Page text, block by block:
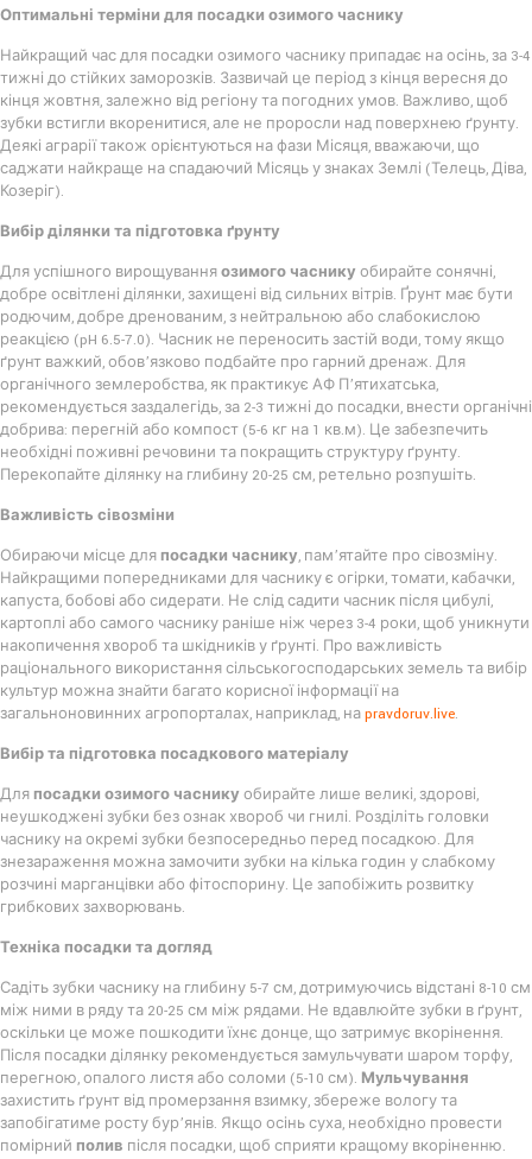
Оптимальні терміни для посадки озимого часнику
Найкращий час для посадки озимого часнику припадає на осінь, за 3-4
тижні до стійких заморозків. Зазвичай це період з кінця вересня до
кінця жовтня, залежно від регіону та погодних умов. Важливо, щоб
зубки встигли вкоренитися, але не проросли над поверхнею ґрунту.
Деякі аграрії також орієнтуються на фази Місяця, вважаючи, що
саджати найкраще на спадаючий Місяць у знаках Землі (Телець, Діва,
Козеріг).
Вибір ділянки та підготовка ґрунту
Для успішного вирощуванняозимого часнику обирайте сонячні,
добре освітлені ділянки, захищені від сильних вітрів. Ґрунт має бути
родючим, добре дренованим, з нейтральною або слабокислою
реакцією (pH 6.5-7.0). Часник не переносить застій води, тому якщо
ґрунт важкий, обов’язково подбайте про гарний дренаж. Для
органічного землеробства, як практикує АФ П’ятихатська,
рекомендується заздалегідь, за 2-3 тижні до посадки, внести органічні
добрива: перегній або компост (5-6 кг на 1 кв.м). Це забезпечить
необхідні поживні речовини та покращить структуру ґрунту.
Перекопайте ділянку на глибину 20-25 см, ретельно розпушіть.
Важливість сівозміни
Обираючи місце для посадки часнику, пам’ятайте про сівозміну.
Найкращими попередниками для часнику є огірки, томати, кабачки,
капуста, бобові або сидерати. Не слід садити часник після цибулі,
картоплі або самого часнику раніше ніж через 3-4 роки, щоб уникнути
накопичення хвороб та шкідників у ґрунті. Про важливість
раціонального використання сільськогосподарських земель та вибір
культур можна знайти багато корисної інформації на
загальноновинних агропорталах, наприклад, наpravdoruv.live.
Вибір та підготовка посадкового матеріалу
Для посадки озимого часнику обирайте лише великі, здорові,
неушкоджені зубки без ознак хвороб чи гнилі. Розділіть головки
часнику на окремі зубки безпосередньо перед посадкою. Для
знезараження можна замочити зубки на кілька годин у слабкому
розчині марганцівки або фітоспорину. Це запобіжить розвитку
грибкових захворювань.
Техніка посадки та догляд
Садіть зубки часнику на глибину 5-7 см, дотримуючись відстані 8-10 см
між ними в ряду та 20-25 см між рядами. Не вдавлюйте зубки в ґрунт,
оскільки це може пошкодити їхнє донце, що затримує вкорінення.
Після посадки ділянку рекомендується замульчувати шаром торфу,
перегною, опалого листя або соломи (5-10 см). Мульчування
захистить ґрунт від промерзання взимку, збереже вологу та
запобігатиме росту бур’янів. Якщо осінь суха, необхідно провести
помірний полив після посадки, щоб сприяти кращому вкоріненню.